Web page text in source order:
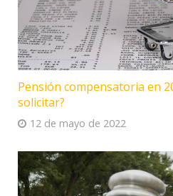
Pensión compensatoria en
solicitar?
12 de mayo de 2022